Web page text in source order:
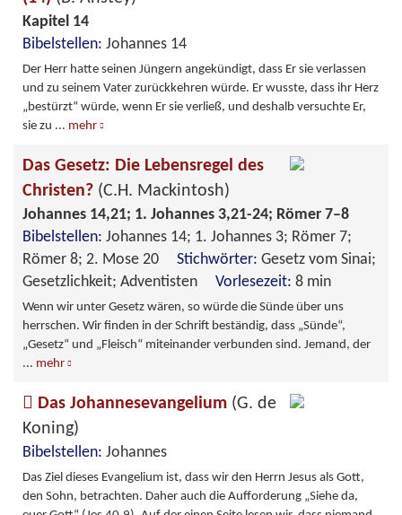
Kapitel 14
Bibelstellen: Johannes 14
Der Herr hatte seinen Jüngern angekündigt, dass Er sie verlassen
und zu seinem Vater zurückkehren würde. Er wusste, dass ihr Herz
„bestürzt“ würde, wenn Er sie verließ, und deshalb versuchte Er,
sie zu ... mehr
Das Gesetz: Die Lebensregel des
Christen? (C.H. Mackintosh)
Johannes 14,21; 1. Johannes 3,21-24; Römer 7–8
Bibelstellen: Johannes 14; 1. Johannes 3; Römer 7;
Römer 8; 2. Mose 20 Stichwörter: Gesetz vom Sinai;
Gesetzlichkeit; Adventisten Vorlesezeit: 8 min
Wenn wir unter Gesetz wären, so würde die Sünde über uns
herrschen. Wir finden in der Schrift beständig, dass „Sünde“,
„Gesetz“ und „Fleisch“ miteinander verbunden sind. Jemand, der
... mehr
Das Johannesevangelium (G. de
Koning)
Bibelstellen: Johannes
Das Ziel dieses Evangelium ist, dass wir den Herrn Jesus als Gott,
den Sohn, betrachten. Daher auch die Aufforderung „Siehe da,